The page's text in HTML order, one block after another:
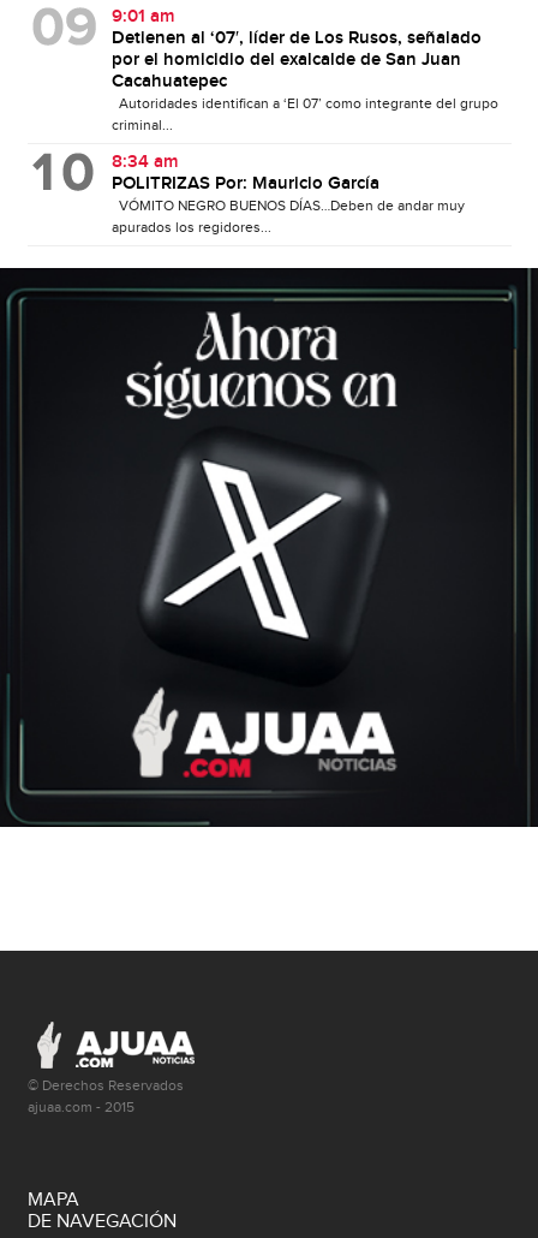
9:01 am
Detienen al ‘07′, líder de Los Rusos, señalado
por el homicidio del exalcalde de San Juan
Cacahuatepec
Autoridades identifican a ‘El 07’ como integrante del grupo
criminal...
8:34 am
POLITRIZAS Por: Mauricio García
VÓMITO NEGRO BUENOS DÍAS…Deben de andar muy
apurados los regidores...
© Derechos Reservados
ajuaa.com - 2015
MAPA
DE NAVEGACIÓN